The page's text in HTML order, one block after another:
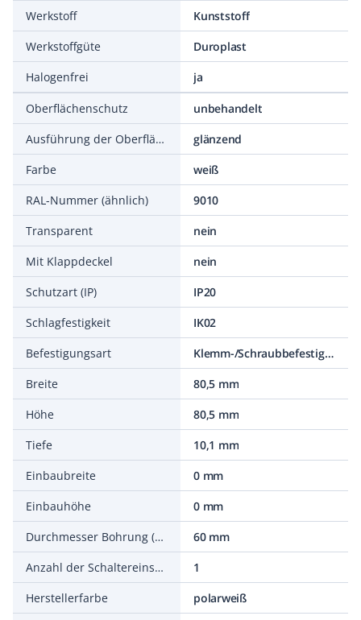
Werkstoff
Kunststoff
Werkstoffgüte
Duroplast
Halogenfrei
ja
Oberflächenschutz
unbehandelt
Ausführung der Oberfläche
glänzend
Farbe
weiß
RAL-Nummer (ähnlich)
9010
Transparent
nein
Mit Klappdeckel
nein
Schutzart (IP)
IP20
Schlagfestigkeit
IK02
Befestigungsart
Klemm-/Schraubbefestigung
Breite
80,5 mm
Höhe
80,5 mm
Tiefe
10,1 mm
Einbaubreite
0 mm
Einbauhöhe
0 mm
Durchmesser Bohrung (Öffnung)
60 mm
Anzahl der Schaltereinsätze
1
Herstellerfarbe
polarweiß